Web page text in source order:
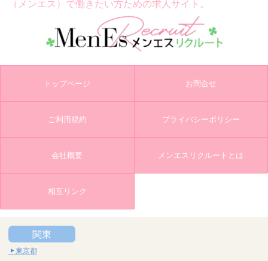
（メンエス）で働きたい方ための求人サイト。
トップページ お問合せ
ご利用規約 プライバシーポリシー
会社概要 メンエスリクルートとは
相互リンク
関東
東京都